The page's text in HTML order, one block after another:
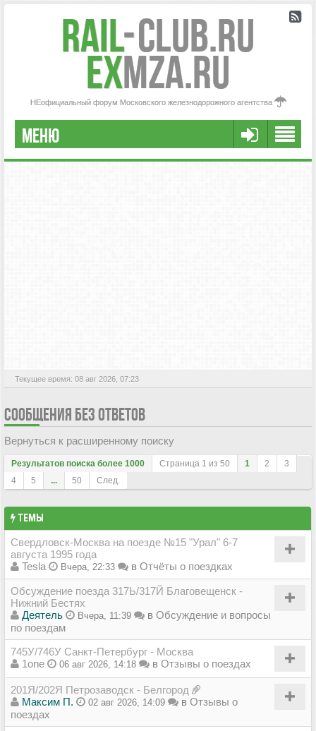
Rail-Club.RU
exMZA.RU
НЕофициальный форум Московского железнодорожного агентства
МЕНЮ
РЕГИСТРАЦИЯ
Текущее время: 08 авг 2026, 07:23
СООБЩЕНИЯ БЕЗ ОТВЕТОВ
Вернуться к расширенному поиску
Результатов поиска более 1000 Страница 1 из 50 1 2
3
4
5 ... 50 След.
ТЕМЫ
Свердловск-Москва на поезде №15 "Урал" 6-7
августа 1995 года
Tesla
Вчера, 22:33 в Отчёты о поездках
Обсуждение поезда 317Ь/317Й Благовещенск -
Нижний Бестях
Деятель
Вчера, 11:39 в Обсуждение и вопросы
по поездам
745У/746У Санкт-Петербург - Москва
1one
06 авг 2026, 14:18 в Отзывы о поездах
201Я/202Я Петрозаводск - Белгород
Максим П.
02 авг 2026, 14:09 в Отзывы о
поездах